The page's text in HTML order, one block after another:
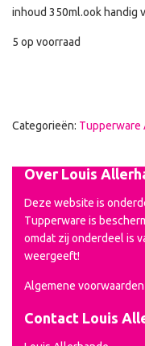
inhoud 350ml.ook handig
5 op voorraad
Categorieën: Tupperware
Over Louis
Deze website is
Tupperware is
omdat zij onderdeel is
weergeeft!
Algemene voorwaarden
Contact Louis